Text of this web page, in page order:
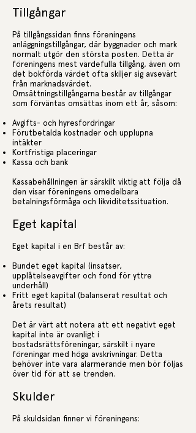
Tillgångar
På tillgångssidan finns föreningens
anläggningstillgångar, där byggnader och mark
normalt utgör den största posten. Detta är
föreningens mest värdefulla tillgång, även om
det bokförda värdet ofta skiljer sig avsevärt
från marknadsvärdet.
Omsättningstillgångarna består av tillgångar
som förväntas omsättas inom ett år, såsom:
Avgifts- och hyresfordringar
Förutbetalda kostnader och upplupna
intäkter
Kortfristiga placeringar
Kassa och bank
Kassabehållningen är särskilt viktig att följa då
den visar föreningens omedelbara
betalningsförmåga och likviditetssituation.
Eget kapital
Eget kapital i en Brf består av:
Bundet eget kapital (insatser,
upplåtelseavgifter och fond för yttre
underhåll)
Fritt eget kapital (balanserat resultat och
årets resultat)
Det är värt att notera att ett negativt eget
kapital inte är ovanligt i
bostadsrättsföreningar, särskilt i nyare
föreningar med höga avskrivningar. Detta
behöver inte vara alarmerande men bör följas
över tid för att se trenden.
Skulder
På skuldsidan finner vi föreningens: